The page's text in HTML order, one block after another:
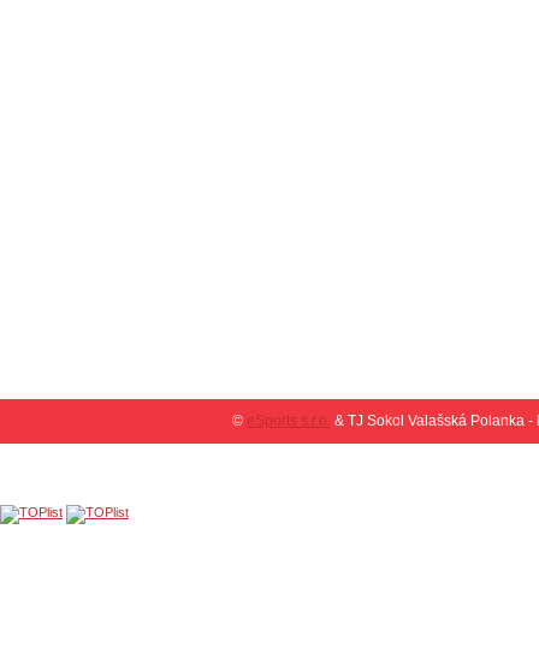
© eSports s.r.o. & TJ Sokol Valašská Polanka